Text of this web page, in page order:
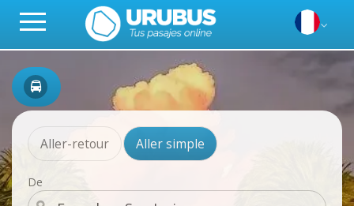
Aller-retour Aller simple
De